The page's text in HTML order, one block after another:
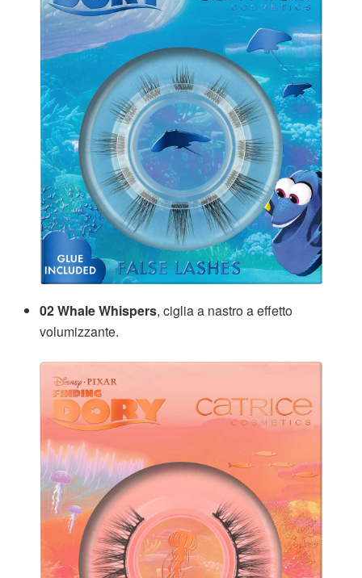
02 Whale Whispers, ciglia a nastro a effetto
volumizzante.